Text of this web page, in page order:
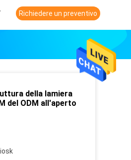
Richiedere un preventivo
della lamiera
del ODM all'aperto